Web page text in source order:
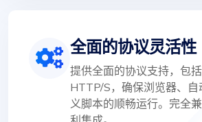
全面的协议灵活性
提供全面的协议支持，包
HTTP/S，确保浏览器、自
义脚本的顺畅运行。完全